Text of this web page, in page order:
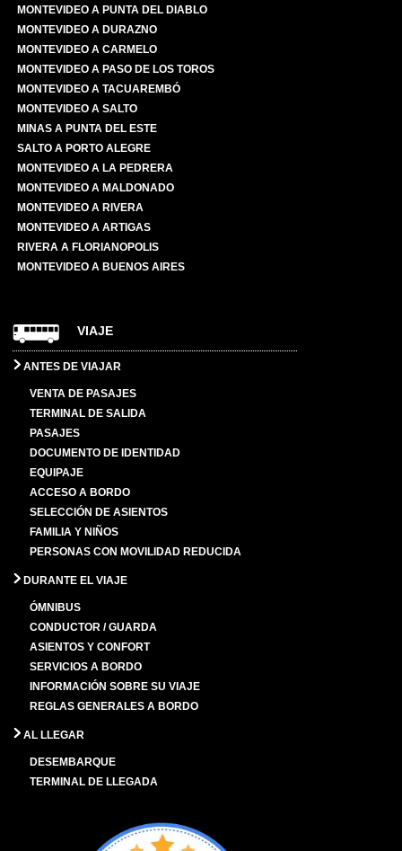
MONTEVIDEO A PUNTA DEL DIABLO
MONTEVIDEO A DURAZNO
MONTEVIDEO A CARMELO
MONTEVIDEO A PASO DE LOS TOROS
MONTEVIDEO A TACUAREMBÓ
MONTEVIDEO A SALTO
MINAS A PUNTA DEL ESTE
SALTO A PORTO ALEGRE
MONTEVIDEO A LA PEDRERA
MONTEVIDEO A MALDONADO
MONTEVIDEO A RIVERA
MONTEVIDEO A ARTIGAS
RIVERA A FLORIANOPOLIS
MONTEVIDEO A BUENOS AIRES
VIAJE
ANTES DE VIAJAR
VENTA DE PASAJES
TERMINAL DE SALIDA
PASAJES
DOCUMENTO DE IDENTIDAD
EQUIPAJE
ACCESO A BORDO
SELECCIÓN DE ASIENTOS
FAMILIA Y NIÑOS
PERSONAS CON MOVILIDAD REDUCIDA
DURANTE EL VIAJE
ÓMNIBUS
CONDUCTOR / GUARDA
ASIENTOS Y CONFORT
SERVICIOS A BORDO
INFORMACIÓN SOBRE SU VIAJE
REGLAS GENERALES A BORDO
AL LLEGAR
DESEMBARQUE
TERMINAL DE LLEGADA